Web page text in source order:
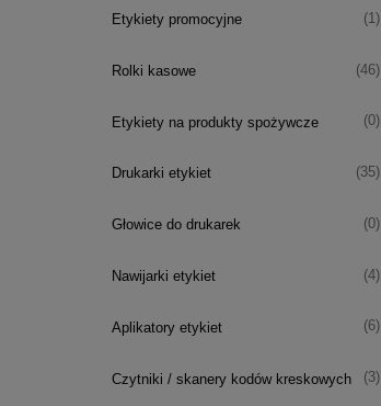
Etykiety promocyjne (1)
Rolki kasowe (46)
Etykiety na produkty spożywcze (0)
Drukarki etykiet (35)
Głowice do drukarek (0)
Nawijarki etykiet (4)
Aplikatory etykiet (6)
Czytniki / skanery kodów kreskowych (3)